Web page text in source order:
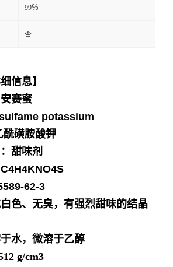
99％
否
信息】
安赛蜜
potassium
酰磺胺酸钾
甜味剂
C4H4KNO4S
62-3
色、无臭，有强烈甜味的结晶
水，微溶于乙醇
g/cm3